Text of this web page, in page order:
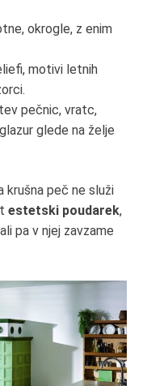
okrogle, z enim
motivi letnih
pečnic, vratc,
glede na želje
krušna peč ne služi
estetski poudarek,
pa v njej zavzame